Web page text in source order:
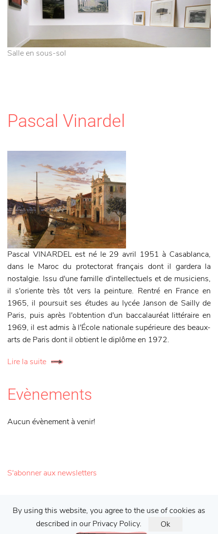
By using this website, you agree to the use of cookies as
described in our Privacy Policy.
Ok
Salle en sous-sol
Pascal Vinardel
Pascal VINARDEL est né le 29 avril 1951 à Casablanca,
dans le Maroc du protectorat français dont il gardera la
nostalgie. Issu d'une famille d'intellectuels et de musiciens,
il s'oriente très tôt vers la peinture. Rentré en France en
1965, il poursuit ses études au lycée Janson de Sailly de
Paris, puis après l'obtention d'un baccalauréat littéraire en
1969, il est admis à l'École nationale supérieure des beaux-
arts de Paris dont il obtient le diplôme en 1972.
Lire la suite
Evènements
Aucun évènement à venir!
S'abonner aux newsletters
Galerie Francis Barlier ©2026 |Mentions